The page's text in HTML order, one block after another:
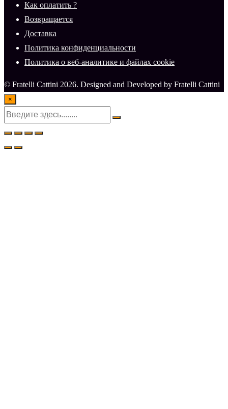
Как оплатить ?
Возвращается
Доставка
Политика конфиденциальности
Политика о веб-аналитике и файлах cookie
© Fratelli Cattini 2026. Designed and Developed by Fratelli Cattini
×